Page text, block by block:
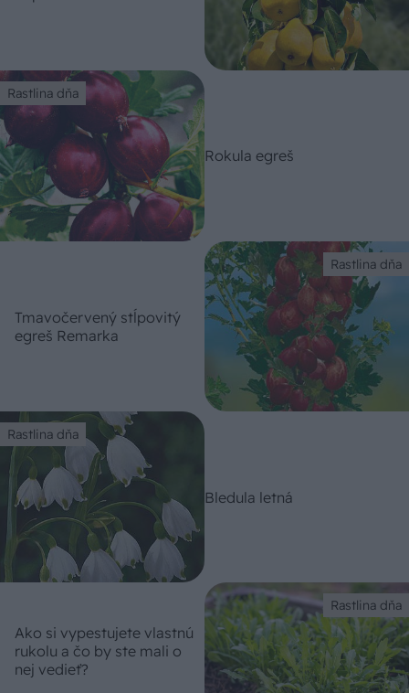
Rastlina dňa
Rokula egreš
Rastlina dňa
Tmavočervený stĺpovitý
egreš Remarka
Rastlina dňa
Bledula letná
Rastlina dňa
Ako si vypestujete vlastnú
rukolu a čo by ste mali o
nej vedieť?